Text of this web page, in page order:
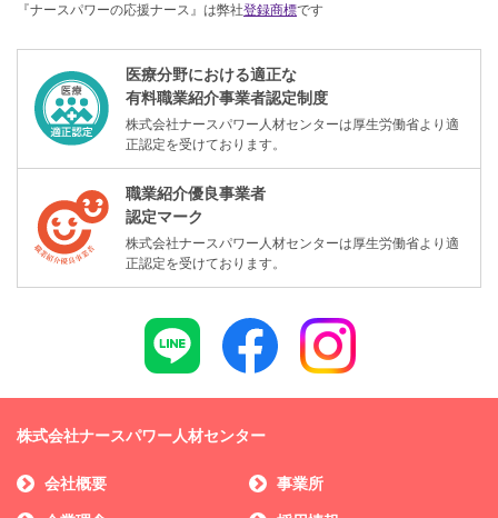
『ナースパワーの応援ナース』は弊社登録商標です
医療分野における適正な
有料職業紹介事業者認定制度
株式会社ナースパワー人材センターは厚生労働省より適
正認定を受けております。
職業紹介優良事業者
認定マーク
株式会社ナースパワー人材センターは厚生労働省より適
正認定を受けております。
株式会社ナースパワー人材センター
会社概要 事業所